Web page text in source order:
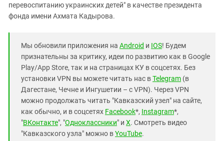
перевоспитанию украинских детей" в качестве президента
фонда имени Ахмата Кадырова.
Мы обновили приложения на Android и IOS! Будем
признательны за критику, идеи по развитию как в Google
Play/App Store, так и на страницах КУ в соцсетях. Без
установки VPN вы можете читать нас вTelegram (в
Дагестане, Чечне и Ингушетии – с VPN). Через VPN
можно продолжать читать "Кавказский узел" на сайте,
как обычно, и в соцсетях Facebook*, Instagram*,
"ВКонтакте", "Одноклассники" и X. Смотреть видео
"Кавказского узла" можно вYouTube.